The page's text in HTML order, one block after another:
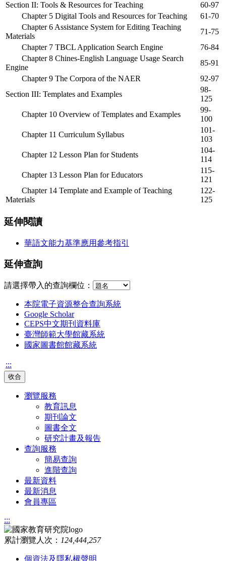
Section II: Tools & Resources for Teaching
60-97
Chapter 5 Digital Tools and Resources for Teaching
61-70
Chapter 6 Assistance System for Editing Teaching
Materials
71-75
Chapter 7 TBCL Application Search Engine
76-84
Chapter 8 Chines-English Language Usage Search
Engine
85-91
Chapter 9 The Corpora of the NAER
92-97
Section III: Templates and Examples
98-
125
Chapter 10 Overview of Templates and Examples
99-
100
Chapter 11 Curriculum Syllabus
101-
103
Chapter 12 Lesson Plan for Students
104-
114
Chapter 13 Lesson Plan for Educators
115-
121
Chapter 14 Template and Example of Teaching
Materials
122-
125
延伸閱讀
華語文能力基準應用參考指引
延伸查詢
請選擇帶入的查詢欄位：
本院電子資源整合查詢系統
Google Scholar
CEPS中文期刊資料庫
臺灣師範大學館藏系統
國家圖書館館藏系統
:::
收合
瀏覽服務
教育訊息
期刊論文
圖書全文
研究計畫及報告
查詢服務
簡易查詢
進階查詢
最新資料
最新消息
會員專區
:::
累計瀏覽人次： 124,444,257
個資法及隱私權聲明